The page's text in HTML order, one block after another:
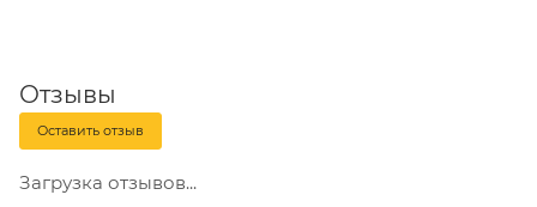
Отзывы
Оставить отзыв
Загрузка отзывов...